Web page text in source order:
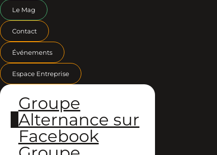
Le Mag
Contact
Événements
Espace Entreprise
Groupe
Alternance sur
Facebook